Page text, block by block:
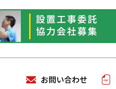
お問い合わせ